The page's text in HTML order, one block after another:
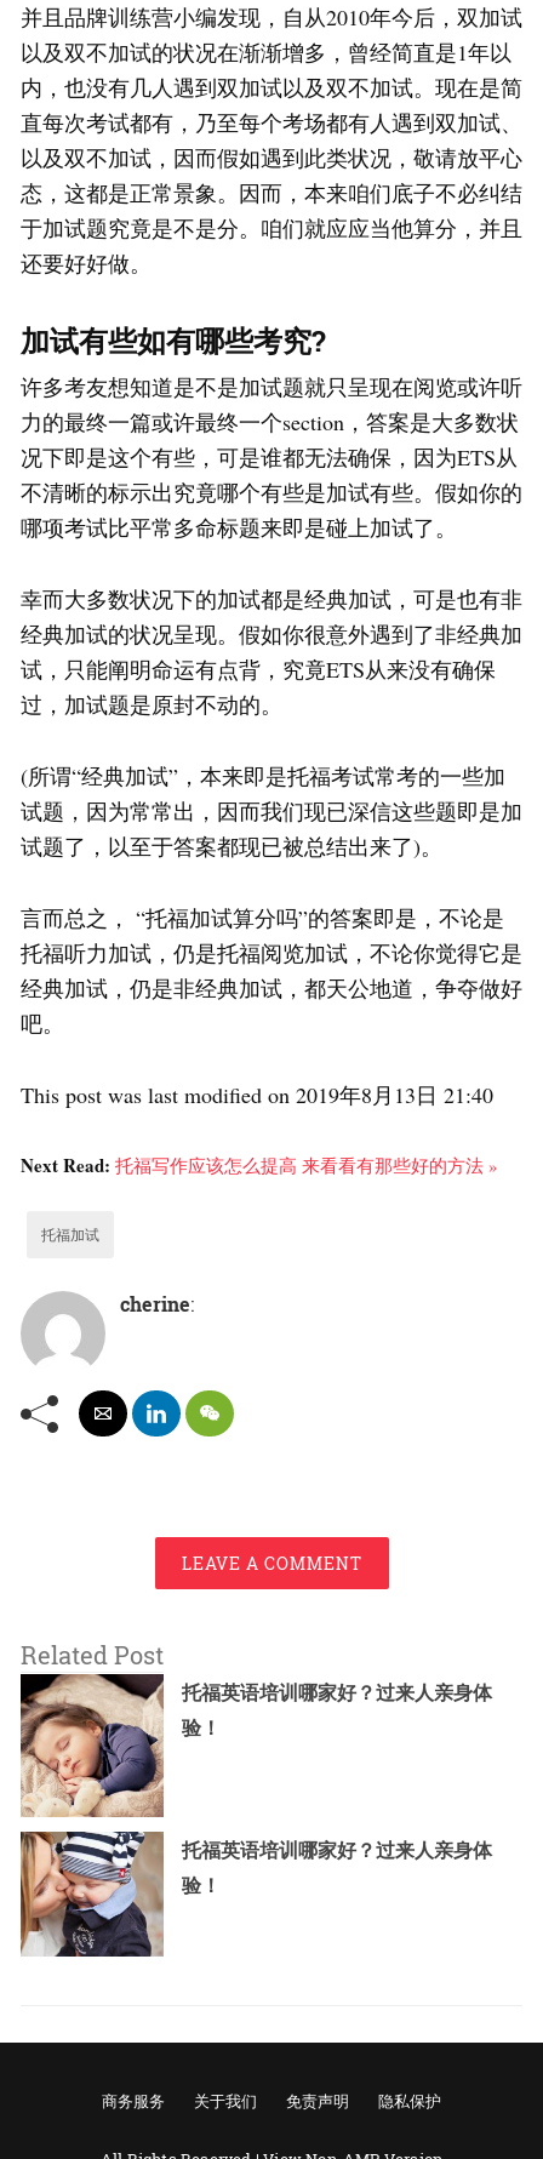
并且品牌训练营小编发现，自从2010年今后，双加试
以及双不加试的状况在渐渐增多，曾经简直是1年以
内，也没有几人遇到双加试以及双不加试。现在是简
直每次考试都有，乃至每个考场都有人遇到双加试、
以及双不加试，因而假如遇到此类状况，敬请放平心
态，这都是正常景象。因而，本来咱们底子不必纠结
于加试题究竟是不是分。咱们就应应当他算分，并且
还要好好做。
加试有些如有哪些考究?
许多考友想知道是不是加试题就只呈现在阅览或许听
力的最终一篇或许最终一个section，答案是大多数状
况下即是这个有些，可是谁都无法确保，因为ETS从
不清晰的标示出究竟哪个有些是加试有些。假如你的
哪项考试比平常多命标题来即是碰上加试了。
幸而大多数状况下的加试都是经典加试，可是也有非
经典加试的状况呈现。假如你很意外遇到了非经典加
试，只能阐明命运有点背，究竟ETS从来没有确保
过，加试题是原封不动的。
(所谓“经典加试”，本来即是托福考试常考的一些加
试题，因为常常出，因而我们现已深信这些题即是加
试题了，以至于答案都现已被总结出来了)。
言而总之， “托福加试算分吗”的答案即是，不论是
托福听力加试，仍是托福阅览加试，不论你觉得它是
经典加试，仍是非经典加试，都天公地道，争夺做好
吧。
This post was last modified on 2019年8月13日 21:40
Next Read: 托福写作应该怎么提高 来看看有那些好的方法 »
托福加试
cherine:
LEAVE A COMMENT
Related Post
托福英语培训哪家好？过来人亲身体
验！
托福英语培训哪家好？过来人亲身体
验！
商务服务 关于我们 免责声明 隐私保护